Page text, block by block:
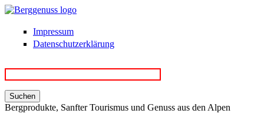
Direkt zum Inhalt
Impressum
Datenschutzerklärung
Bergprodukte, Sanfter Tourismus und Genuss aus den Alpen